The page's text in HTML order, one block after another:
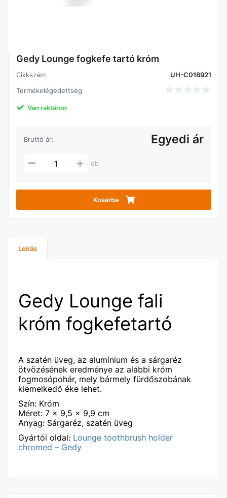
Gedy Lounge fogkefe tartó króm
Cikkszám
UH-C018921
Termékelégedettség
Van raktáron
Bruttó ár: Egyedi ár
db
Kosárba
Leírás
Gedy Lounge fali
króm fogkefetartó
A szatén üveg, az alumínium és a sárgaréz
ötvözésének eredménye az alábbi króm
fogmosópohár, mely bármely fürdőszobának
kiemelkedő éke lehet.
Szín: Króm
Méret: 7 x 9,5 x 9,9 cm
Anyag: Sárgaréz, szatén üveg
Gyártói oldal: Lounge toothbrush holder
chromed – Gedy